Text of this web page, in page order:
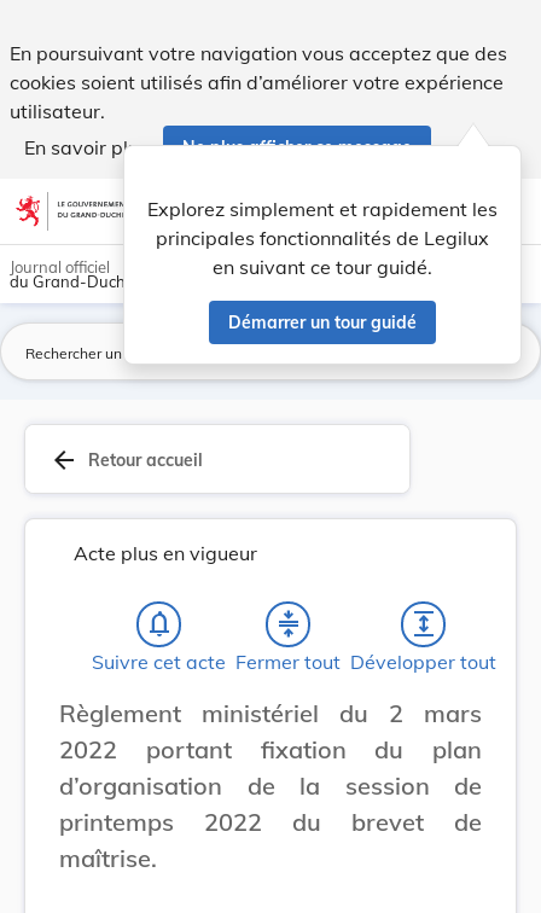
En poursuivant votre navigation vous acceptez que des
cookies soient utilisés afin d’améliorer votre expérience
utilisateur.
En savoir plus
Ne plus afficher ce message
Aller au contenu account_circle help Aide
Explorez simplement et rapidement les
principales fonctionnalités de Legilux
en suivant ce tour guidé.
Démarrer un tour guidé
light_mode dark_mode
Journal officiel
du Grand-Duché de Luxembourg
arrow_back Retour accueil
Acte plus en vigueur
notifications_none
Suivre cet acte
compress
Fermer tout
expand
Développer tout
Règlement ministériel du 2 mars
2022 portant fixation du plan
d’organisation de la session de
printemps 2022 du brevet de
maîtrise.